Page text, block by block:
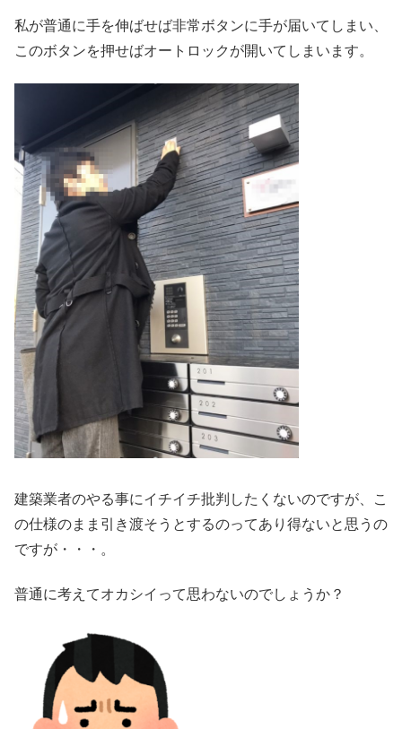
私が普通に手を伸ばせば非常ボタンに手が届いてしまい、
このボタンを押せばオートロックが開いてしまいます。
建築業者のやる事にイチイチ批判したくないのですが、こ
の仕様のまま引き渡そうとするのってあり得ないと思うの
ですが・・・。
普通に考えてオカシイって思わないのでしょうか？